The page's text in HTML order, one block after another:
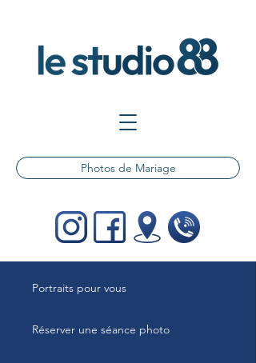
Photos de Mariage
Portraits pour vous
Réserver une séance photo